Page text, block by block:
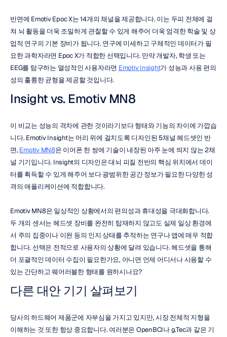
반면에 Emotiv Epoc X는 14개의 채널을 제공합니다. 이는 두피 전체에 걸
쳐 뇌 활동을 더욱 조밀하게 관찰할 수 있게 해주어 더욱 엄격한 학술 및 상
업적 연구의 기본 장비가 됩니다. 연구에 미세하고 구체적인 데이터가 필
요한 과학자라면 Epoc X가 적합한 선택입니다. 만약 개발자, 학생 또는
EEG를 탐구하는 열성적인 사용자라면 Emotiv Insight가 성능과 사용 편의
성의 훌륭한 균형을 제공할 것입니다.
Insight vs. Emotiv MN8
이 비교는 성능의 격차에 관한 것이라기보다 형태와 기능의 차이에 가깝습
니다. Emotiv Insight는 머리 위에 걸치도록 디자인된 5채널 헤드셋인 반
면, Emotiv MN8은 이어폰 한 쌍에 기술이 내장된 아주 눈에 띄지 않는 2채
널 기기입니다. Insight의 디자인은 대뇌 피질 전반의 핵심 위치에서 데이
터를 획득할 수 있게 해주어 보다 광범위한 공간 정보가 필요한 다양한 성
격의 애플리케이션에 적합합니다.
Emotiv MN8은 일상적인 상황에서의 편의성과 휴대성을 극대화합니다.
두 개의 센서는 헤드셋 장비를 완전히 탑재하지 않고도 실제 일상 환경에
서 주의 집중이나 이완 등의 인지 상태를 추적하는 연구나 앱에 매우 적합
합니다. 선택은 전적으로 사용자의 상황에 달려 있습니다. 헤드셋을 통해
더 포괄적인 데이터 수집이 필요한가요, 아니면 언제 어디서나 사용할 수
있는 간단하고 웨어러블한 형태를 원하시나요?
다른 대안 기기 살펴보기
당사의 하드웨어 제품군에 자부심을 가지고 있지만, 시장 전체적 지형을
이해하는 것 또한 항상 중요합니다. 여러분은 OpenBCI나 g.Tec과 같은 기